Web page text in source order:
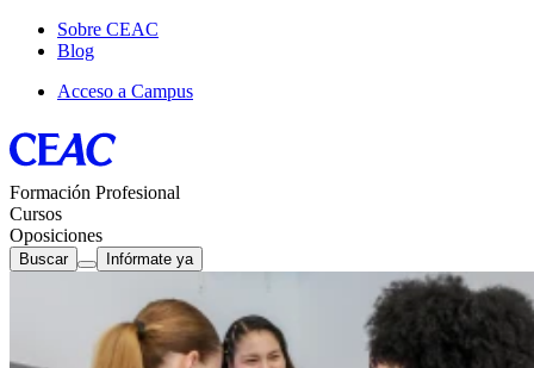
Sobre CEAC
Blog
Acceso a Campus
Formación Profesional
Cursos
Oposiciones
Buscar Infórmate ya